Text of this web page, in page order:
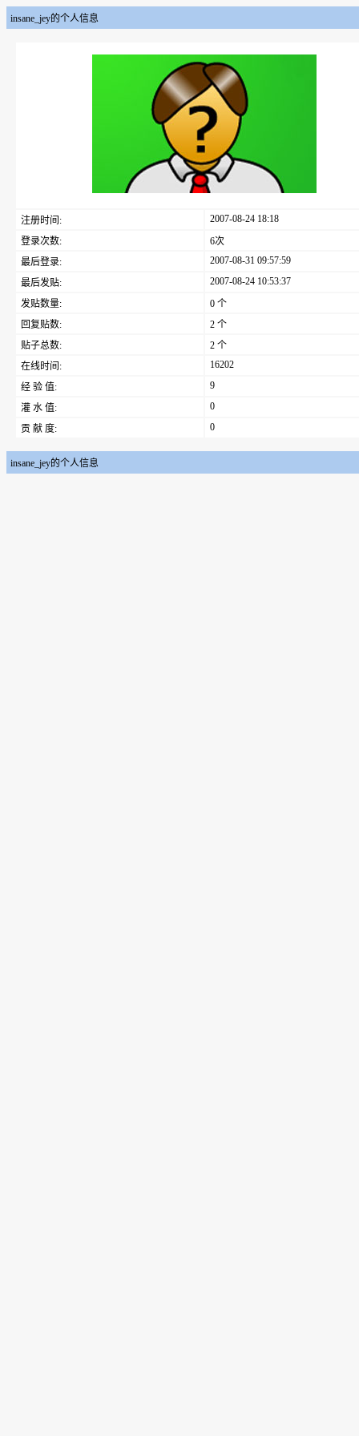
insane_jey的个人信息
注册时间:
2007-08-24 18:18
登录次数:
6次
最后登录:
2007-08-31 09:57:59
最后发贴:
2007-08-24 10:53:37
发贴数量:
0 个
回复贴数:
2 个
贴子总数:
2 个
在线时间:
16202
经 验 值:
9
灌 水 值:
0
贡 献 度:
0
insane_jey的个人信息